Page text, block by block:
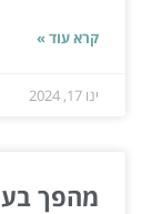
קרא עוד »
ינו 17, 2024
מהפך